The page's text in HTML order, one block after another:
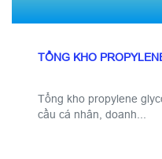
TỔNG KHO
Tổng kho propylene
cầu cá nhân, doanh...